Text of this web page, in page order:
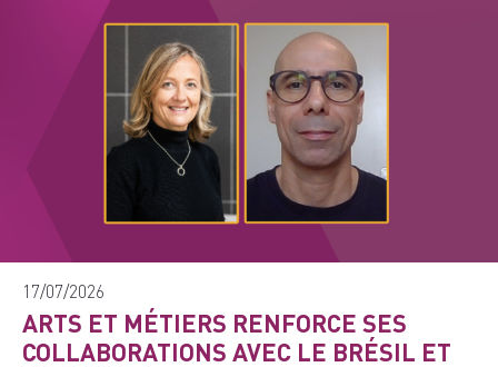
17/07/2026
ARTS ET MÉTIERS RENFORCE SES
COLLABORATIONS AVEC LE BRÉSIL ET